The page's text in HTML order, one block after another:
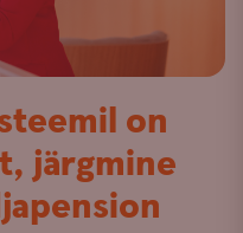
on
järgmine